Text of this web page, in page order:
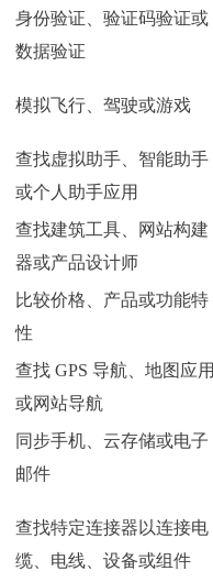
身份验证、验证码验证或
数据验证
模拟飞行、驾驶或游戏
查找虚拟助手、智能助手
或个人助手应用
查找建筑工具、网站构建
器或产品设计师
比较价格、产品或功能特
性
查找 GPS 导航、地图应用
或网站导航
同步手机、云存储或电子
邮件
查找特定连接器以连接电
缆、电线、设备或组件